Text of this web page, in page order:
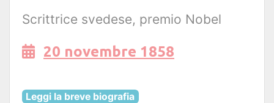
Scrittrice svedese, premio Nobel
20 novembre 1858
Leggi la breve biografia